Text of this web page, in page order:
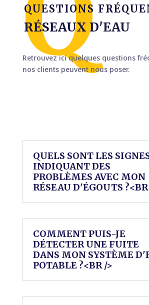
QUESTIONS
RÉSEAUX D'EAU
Retrouvez ici quelques questions
nos clients peuvent nous poser.
QUELS SONT LES
INDIQUANT DES
PROBLÈMES AVEC MON
RÉSEAU D'ÉGOUTS
COMMENT PUIS-JE
DÉTECTER UNE FUITE
DANS MON SYSTÈME
POTABLE ?<BR />